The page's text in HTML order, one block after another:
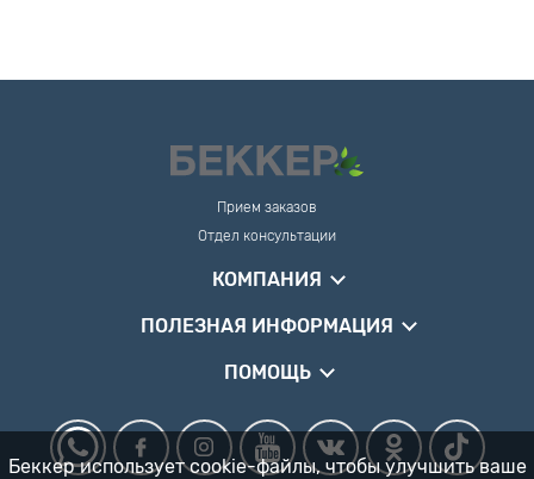
Прием заказов
Отдел консультации
КОМПАНИЯ
ПОЛЕЗНАЯ ИНФОРМАЦИЯ
ПОМОЩЬ
Беккер использует cookie-файлы, чтобы улучшить ваше